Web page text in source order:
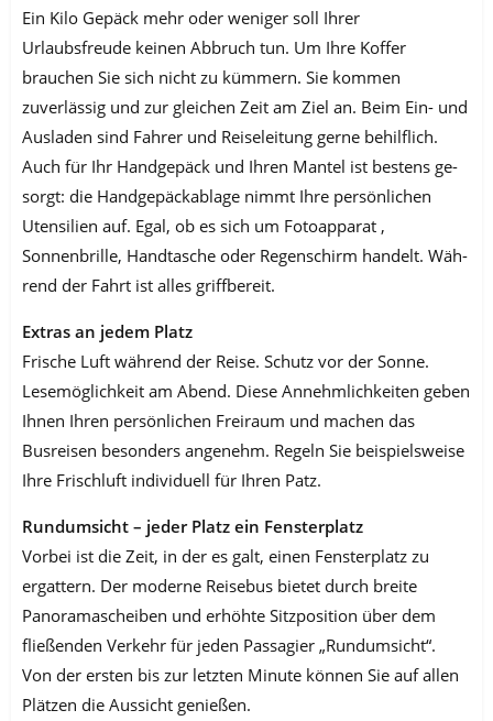
Ein Kilo Gepäck mehr oder weniger soll Ihrer
Urlaubsfreude keinen Abbruch tun. Um Ihre Koffer
brauchen Sie sich nicht zu kümmern. Sie kommen
zuverlässig und zur gleichen Zeit am Ziel an. Beim Ein- und
Ausladen sind Fahrer und Reiselei­tung gerne behilflich.
Auch für Ihr Handgepäck und Ihren Mantel ist bestens ge­
sorgt: die Handgepäckablage nimmt Ihre persönlichen
Utensilien auf. Egal, ob es sich um Fotoapparat ,
Sonnenbrille, Handtasche oder Regenschirm handelt. Wäh­
rend der Fahrt ist alles griffbereit.
Extras an jedem Platz
Frische Luft während der Reise. Schutz vor der Sonne.
Lesemöglichkeit am Abend. Diese Annehmlichkeiten geben
Ihnen Ihren persönlichen Freiraum und machen das
Busreisen besonders angenehm. Regeln Sie beispielsweise
Ihre Frischluft individuell für Ihren Patz.
Rundumsicht – jeder Platz ein Fensterplatz
Vorbei ist die Zeit, in der es galt, einen Fensterplatz zu
ergattern. Der moderne Reisebus bietet durch breite
Panoramascheiben und erhöhte Sitzposition über dem
fließenden Verkehr für jeden Passagier „Rundumsicht“.
Von der ersten bis zur letzten Minute können Sie auf allen
Plätzen die Aussicht genießen.